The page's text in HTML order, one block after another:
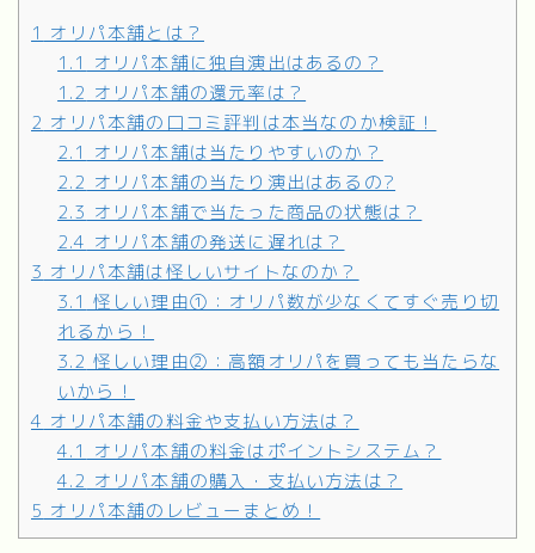
1 オリパ本舗とは？
1.1 オリパ本舗に独自演出はあるの？
1.2 オリパ本舗の還元率は？
2 オリパ本舗の口コミ評判は本当なのか検証！
2.1 オリパ本舗は当たりやすいのか？
2.2 オリパ本舗の当たり演出はあるの?
2.3 オリパ本舗で当たった商品の状態は？
2.4 オリパ本舗の発送に遅れは？
3 オリパ本舗は怪しいサイトなのか？
3.1 怪しい理由①：オリパ数が少なくてすぐ売り切
れるから！
3.2 怪しい理由②：高額オリパを買っても当たらな
いから！
4 オリパ本舗の料金や支払い方法は？
4.1 オリパ本舗の料金はポイントシステム？
4.2 オリパ本舗の購入・支払い方法は？
5 オリパ本舗のレビューまとめ！